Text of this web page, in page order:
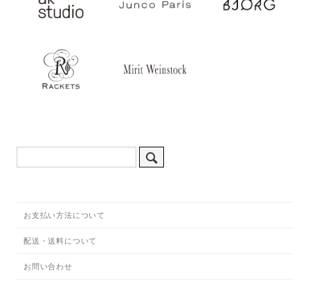
お支払い方法について
配送・送料について
お問い合わせ